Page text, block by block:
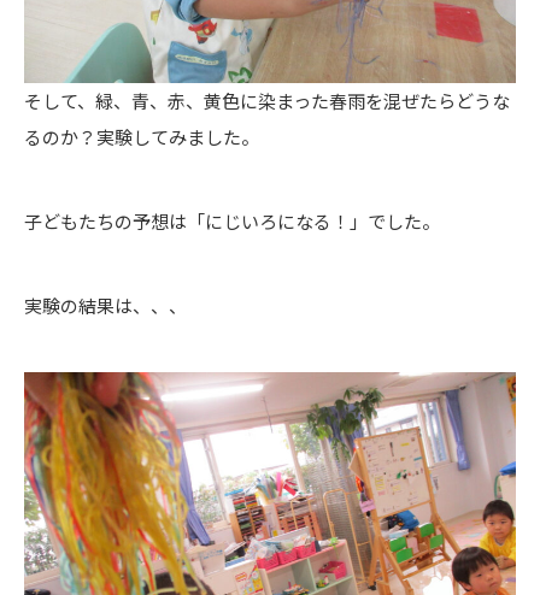
そして、緑、青、赤、黄色に染まった春雨を混ぜたらどうな
るのか？実験してみました。
子どもたちの予想は「にじいろになる！」でした。
実験の結果は、、、